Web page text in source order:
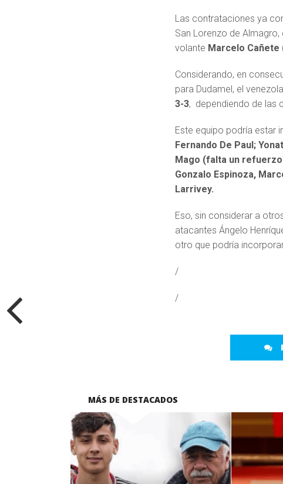
Las contrataciones ya
San Lorenzo de
volante Marcelo Cañete
Considerando, en
para Dudamel, el
3-3, dependiendo de las
Este equipo podría estar
Fernando De Paul;
Mago (falta un
Gonzalo Espinoza,
Larrivey.
Eso, sin considerar a
atacantes Ángelo
otro que podría
/
/
MÁS DE DESTACADOS
LEER MÁS